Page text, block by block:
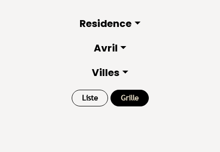
Residence
Avril
Villes
Liste Grille